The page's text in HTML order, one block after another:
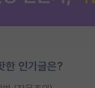
한 인기글은?